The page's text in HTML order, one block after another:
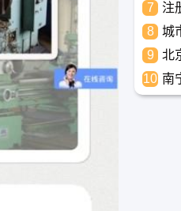
7
注
8
城
9
北
10 南